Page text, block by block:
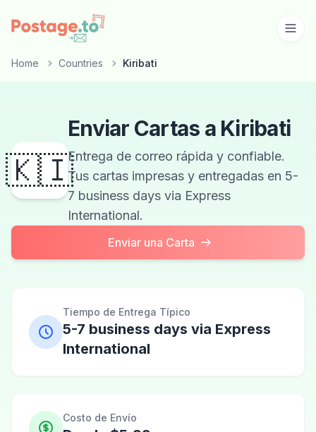
Skip to main content
Home Countries Kiribati
🇰🇮
Enviar Cartas a Kiribati
Entrega de correo rápida y confiable.
Tus cartas impresas y entregadas en 5-
7 business days via Express
International.
Enviar una Carta
Tiempo de Entrega Típico
5-7 business days via Express
International
Costo de Envío